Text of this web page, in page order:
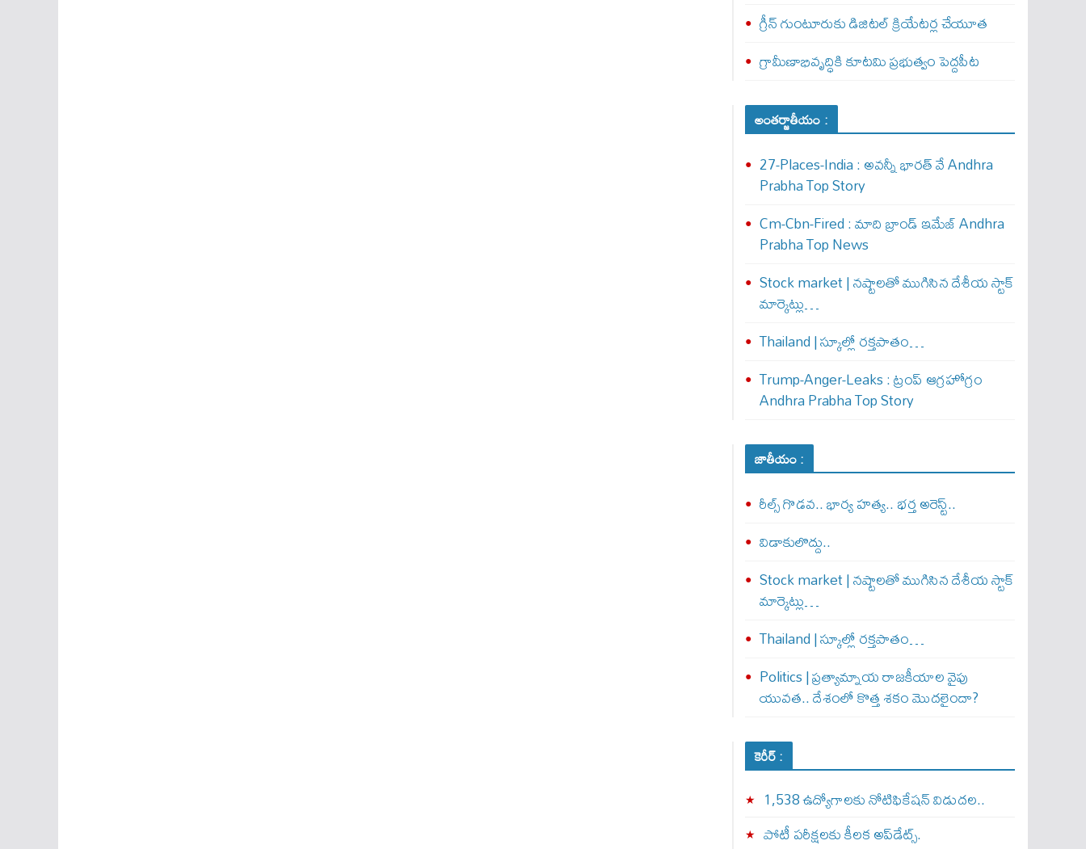
గ్రీన్ గుంటూరుకు డిజిటల్ క్రియేటర్ల చేయూత
గ్రామీణాభివృద్ధికి కూటమి ప్రభుత్వం పెద్దపీట
అంతర్జాతీయం :
27-Places-India : అవ‌న్నీ భార‌త్ వే Andhra
Prabha Top Story
Cm-Cbn-Fired : మాది బ్రాండ్ ఇమేజ్ Andhra
Prabha Top News
Stock market | నష్టాలతో ముగిసిన దేశీయ స్టాక్
మార్కెట్లు…
Thailand | స్కూల్లో రక్తపాతం…
Trump-Anger-Leaks : ట్రంప్ ఆగ్ర‌హోగ్రం
Andhra Prabha Top Story
జాతీయం :
రీల్స్ గొడవ.. భార్య హత్య.. భర్త అరెస్ట్..
విడాకులొద్దు..
Stock market | నష్టాలతో ముగిసిన దేశీయ స్టాక్
మార్కెట్లు…
Thailand | స్కూల్లో రక్తపాతం…
Politics | ప్రత్యామ్నాయ రాజకీయాల వైపు
యువత.. దేశంలో కొత్త శకం మొదలైందా?
కెరీర్ :
1,538 ఉద్యోగాలకు నోటిఫికేషన్ విడుదల..
పోటీ పరీక్షలకు కీలక అప్‌డేట్స్.